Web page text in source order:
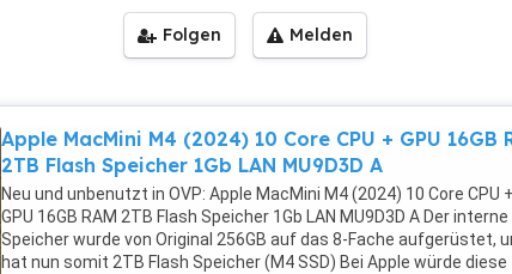
Folgen Melden
Apple MacMini M4 (2024) 10 Core CPU + GPU 16GB
2TB Flash Speicher 1Gb LAN MU9D3D A
Neu und unbenutzt in OVP: Apple MacMini M4 (2024) 10 Core CPU +
GPU 16GB RAM 2TB Flash Speicher 1Gb LAN MU9D3D A Der interne
Speicher wurde von Original 256GB auf das 8-Fache aufgerüstet,
hat nun somit 2TB Flash Speicher (M4 SSD) Bei Apple würde diese